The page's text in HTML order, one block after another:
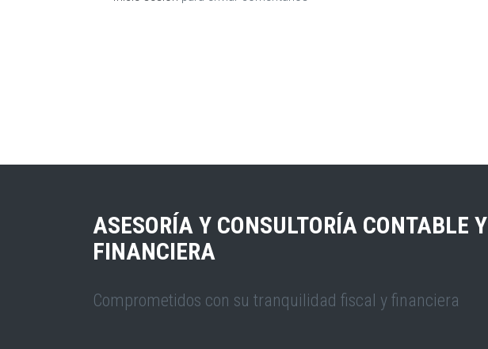
ASESORÍA Y CONSULTORÍA CONTABLE Y
FINANCIERA
Comprometidos con su tranquilidad fiscal y financiera